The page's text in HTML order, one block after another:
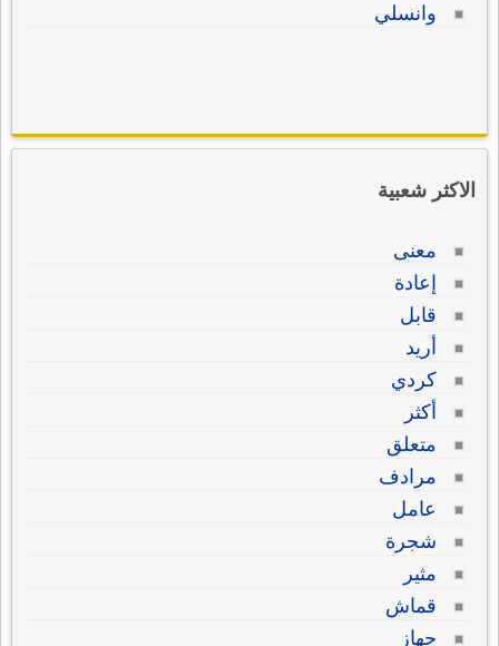
وانسلي
الاكثر شعبية
معنى
إعادة
قابل
أريد
كردي
أكثر
متعلق
مرادف
عامل
شجرة
مثير
قماش
جهاز